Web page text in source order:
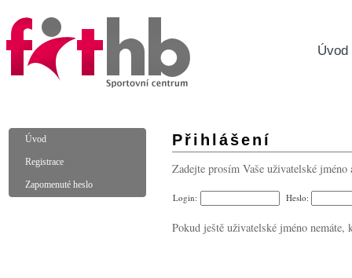
Úvod
Úvod
Registrace
Zapomenuté heslo
Přihlášení
Zadejte prosím Vaše uživatelské
Login: Heslo:
Pokud ještě uživatelské jméno